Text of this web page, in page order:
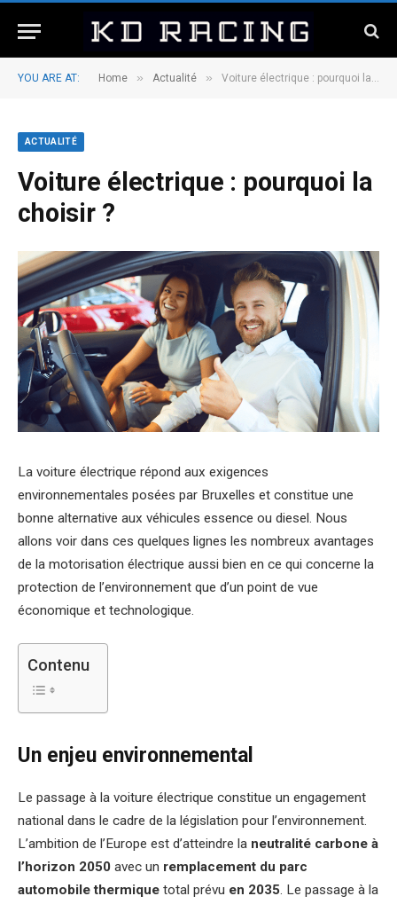
YOU ARE AT: Home » Actualité » Voiture électrique : pourquoi la choisir ?
ACTUALITÉ
Voiture électrique : pourquoi la
choisir ?
La voiture électrique répond aux exigences
environnementales posées par Bruxelles et constitue une
bonne alternative aux véhicules essence ou diesel. Nous
allons voir dans ces quelques lignes les nombreux avantages
de la motorisation électrique aussi bien en ce qui concerne la
protection de l’environnement que d’un point de vue
économique et technologique.
Contenu
Un enjeu environnemental
Le passage à la voiture électrique constitue un engagement
national dans le cadre de la législation pour l’environnement.
L’ambition de l’Europe est d’atteindre la neutralité carbone à
l’horizon 2050 avec un remplacement du parc
automobile thermique total prévu en 2035. Le passage à la